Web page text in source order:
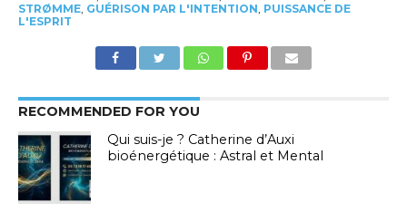
STRØMME, GUÉRISON PAR L'INTENTION, PUISSANCE DE
L'ESPRIT
RECOMMENDED FOR YOU
Qui suis-je ? Catherine d’Auxi
bioénergétique : Astral et Mental